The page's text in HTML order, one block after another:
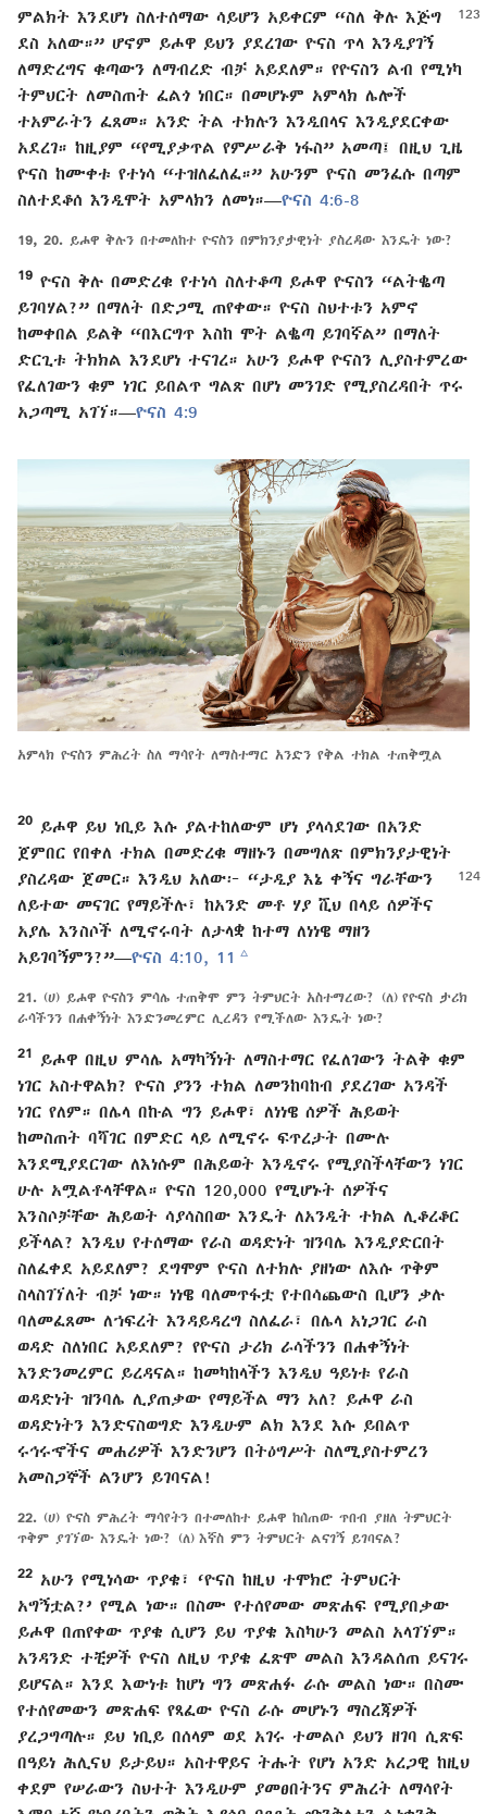
ምልክት እንደሆነ ስለተሰማው ሳይሆን አይቀርም “ስለ ቅሉ እጅግ
ደስ አለው።” ሆኖም ይሖዋ ይህን ያደረገው ዮናስ ጥላ እንዲያገኝ
ለማድረግና ቁጣውን ለማብረድ ብቻ አይደለም። የዮናስን ልብ የሚነካ
ትምህርት ለመስጠት ፈልጎ ነበር። በመሆኑም አምላክ ሌሎች
ተአምራትን ፈጸመ። አንድ ትል ተክሉን እንዲበላና እንዲያደርቀው
አደረገ። ከዚያም “የሚያቃጥል የምሥራቅ ነፋስ” አመጣ፤ በዚህ ጊዜ
ዮናስ ከሙቀቱ የተነሳ “ተዝለፈለፈ።” አሁንም ዮናስ መንፈሱ በጣም
ስለተደቆሰ እንዲሞት አምላክን ለመነ።—ዮናስ 4:6-8
19, 20. ይሖዋ ቅሉን በተመለከተ ዮናስን በምክንያታዊነት ያስረዳው እንዴት ነው?
19 ዮናስ ቅሉ በመድረቁ የተነሳ ስለተቆጣ ይሖዋ ዮናስን “ልትቈጣ
ይገባሃል?” በማለት በድጋሚ ጠየቀው። ዮናስ ስህተቱን አምኖ
ከመቀበል ይልቅ “በእርግጥ እስከ ሞት ልቈጣ ይገባኛል” በማለት
ድርጊቱ ትክክል እንደሆነ ተናገረ። አሁን ይሖዋ ዮናስን ሊያስተምረው
የፈለገውን ቁም ነገር ይበልጥ ግልጽ በሆነ መንገድ የሚያስረዳበት ጥሩ
አጋጣሚ አገኘ።—ዮናስ 4:9
አምላክ ዮናስን ምሕረት ስለ ማሳየት ለማስተማር አንድን የቅል ተክል ተጠቅሟል
20
ይሖዋ ይህ ነቢይ እሱ ያልተከለውም ሆነ ያላሳደገው በአንድ
ጀምበር የበቀለ ተክል በመድረቁ ማዘኑን በመግለጽ በምክንያታዊነት
ያስረዳው ጀመር። እንዲህ አለው፦ “ታዲያ እኔ ቀኝና ግራቸውን
ለይተው መናገር የማይችሉ፣ ከአንድ መቶ ሃያ ሺህ በላይ ሰዎችና
አያሌ እንስሶች ለሚኖሩባት ለታላቋ ከተማ ለነነዌ ማዘን
አይገባኝምን?”—ዮናስ 4:10, 11 c
21. (ሀ) ይሖዋ ዮናስን ምሳሌ ተጠቅሞ ምን ትምህርት አስተማረው? (ለ) የዮናስ ታሪክ
ራሳችንን በሐቀኝነት እንድንመረምር ሊረዳን የሚችለው እንዴት ነው?
21
ይሖዋ በዚህ ምሳሌ አማካኝነት ለማስተማር የፈለገውን ትልቅ ቁም
ነገር አስተዋልክ? ዮናስ ያንን ተክል ለመንከባከብ ያደረገው አንዳች
ነገር የለም። በሌላ በኩል ግን ይሖዋ፣ ለነነዌ ሰዎች ሕይወት
ከመስጠት ባሻገር በምድር ላይ ለሚኖሩ ፍጥረታት በሙሉ
እንደሚያደርገው ለእነሱም በሕይወት እንዲኖሩ የሚያስችላቸውን ነገር
ሁሉ አሟልቶላቸዋል። ዮናስ 120,000 የሚሆኑት ሰዎችና
እንስሶቻቸው ሕይወት ሳያሳስበው እንዴት ለአንዲት ተክል ሊቆረቆር
ይችላል? እንዲህ የተሰማው የራስ ወዳድነት ዝንባሌ እንዲያድርበት
ስለፈቀደ አይደለም? ደግሞም ዮናስ ለተክሉ ያዘነው ለእሱ ጥቅም
ስላስገኘለት ብቻ ነው። ነነዌ ባለመጥፋቷ የተበሳጨውስ ቢሆን ቃሉ
ባለመፈጸሙ ለኀፍረት እንዳይዳረግ ስለፈራ፣ በሌላ አነጋገር ራስ
ወዳድ ስለነበር አይደለም? የዮናስ ታሪክ ራሳችንን በሐቀኝነት
እንድንመረምር ይረዳናል። ከመካከላችን እንዲህ ዓይነቱ የራስ
ወዳድነት ዝንባሌ ሊያጠቃው የማይችል ማን አለ? ይሖዋ ራስ
ወዳድነትን እንድናስወግድ እንዲሁም ልክ እንደ እሱ ይበልጥ
ሩኅሩኆችና መሐሪዎች እንድንሆን በትዕግሥት ስለሚያስተምረን
አመስጋኞች ልንሆን ይገባናል!
22. (ሀ) ዮናስ ምሕረት ማሳየትን በተመለከተ ይሖዋ ከሰጠው ጥበብ ያዘለ ትምህርት
ጥቅም ያገኘው እንዴት ነው? (ለ) እኛስ ምን ትምህርት ልናገኝ ይገባናል?
22
አሁን የሚነሳው ጥያቄ፣ ‘ዮናስ ከዚህ ተሞክሮ ትምህርት
አግኝቷል?’ የሚል ነው። በስሙ የተሰየመው መጽሐፍ የሚያበቃው
ይሖዋ በጠየቀው ጥያቄ ሲሆን ይህ ጥያቄ እስካሁን መልስ አላገኘም።
አንዳንድ ተቺዎች ዮናስ ለዚህ ጥያቄ ፈጽሞ መልስ እንዳልሰጠ ይናገሩ
ይሆናል። እንደ እውነቱ ከሆነ ግን መጽሐፉ ራሱ መልስ ነው። በስሙ
የተሰየመውን መጽሐፍ የጻፈው ዮናስ ራሱ መሆኑን ማስረጃዎች
ያረጋግጣሉ። ይህ ነቢይ በሰላም ወደ አገሩ ተመልሶ ይህን ዘገባ ሲጽፍ
በዓይነ ሕሊናህ ይታይህ። አስተዋይና ትሑት የሆነ አንድ አረጋዊ ከዚህ
ቀደም የሠራውን ስህተት እንዲሁም ያመፀበትንና ምሕረት ለማሳየት